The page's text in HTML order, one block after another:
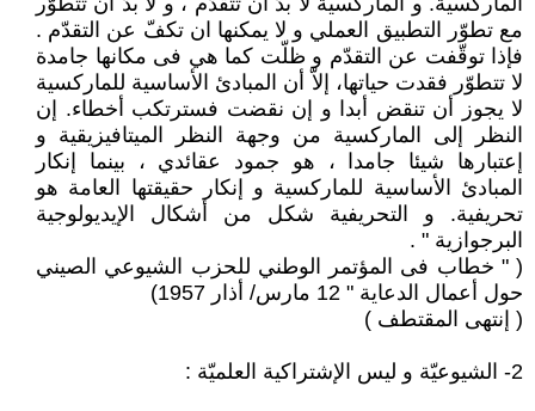
مع تطوّر التطبيق العملي و لا يمكنها ان تكفّ عن التقدّم .
فإذا توقّفت عن التقدّم و ظلّت كما هي فى مكانها جامدة
لا تتطوّر فقدت حياتها، إلاّ أن المبادئ الأساسية للماركسية
لا يجوز أن تنقض أبدا و إن نقضت فسترتكب أخطاء. إن
النظر إلى الماركسية من وجهة النظر الميتافيزيقية و
إعتبارها شيئا جامدا ، هو جمود عقائدي ، بينما إنكار
المبادئ الأساسية للماركسية و إنكار حقيقتها العامة هو
تحريفية. و التحريفية شكل من أشكال الإيديولوجية
البرجوازية " .
( " خطاب فى المؤتمر الوطني للحزب الشيوعي الصيني
حول أعمال الدعاية " 12 مارس/ أذار 1957)
( إنتهى المقتطف )
2- الشيوعيّة و ليس الإشتراكية العلميّة :